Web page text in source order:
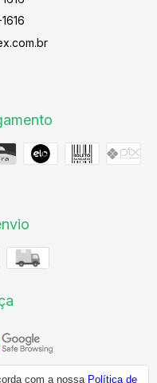
com a nossa Política de